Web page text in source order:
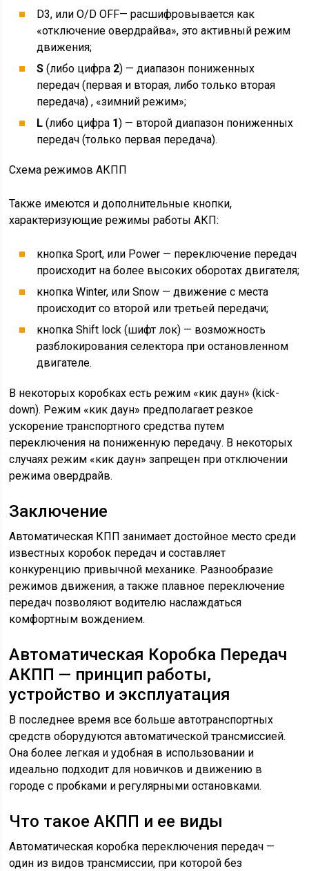
D3, или O/D OFF— расшифровывается как
«отключение овердрайва», это активный режим
движения;
S (либо цифра 2) — диапазон пониженных
передач (первая и вторая, либо только вторая
передача) , «зимний режим»;
L (либо цифра 1) — второй диапазон пониженных
передач (только первая передача).
Схема режимов АКПП
Также имеются и дополнительные кнопки,
характеризующие режимы работы АКП:
кнопка Sport, или Power — переключение передач
происходит на более высоких оборотах двигателя;
кнопка Winter, или Snow — движение с места
происходит со второй или третьей передачи;
кнопка Shift lock (шифт лок) — возможность
разблокирования селектора при остановленном
двигателе.
В некоторых коробках есть режим «кик даун» (kick-
down). Режим «кик даун» предполагает резкое
ускорение транспортного средства путем
переключения на пониженную передачу. В некоторых
случаях режим «кик даун» запрещен при отключении
режима овердрайв.
Заключение
Автоматическая КПП занимает достойное место среди
известных коробок передач и составляет
конкуренцию привычной механике. Разнообразие
режимов движения, а также плавное переключение
передач позволяют водителю наслаждаться
комфортным вождением.
Автоматическая Коробка Передач
АКПП — принцип работы,
устройство и эксплуатация
В последнее время все больше автотранспортных
средств оборудуются автоматической трансмиссией.
Она более легкая и удобная в использовании и
идеально подходит для новичков и движению в
городе с пробками и регулярными остановками.
Что такое АКПП и ее виды
Автоматическая коробка переключения передач —
один из видов трансмиссии, при которой без